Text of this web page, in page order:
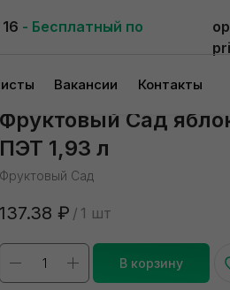
- Бесплатный по
Вакансии Контакты
Фруктовый Сад
ПЭТ 1,93 л
Фруктовый Сад
137.38 ₽ / 1 шт
В корзину